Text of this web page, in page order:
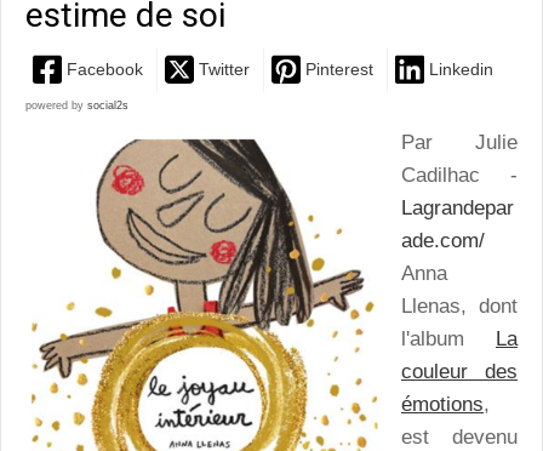
estime de soi
Facebook Twitter Pinterest Linkedin
powered by social2s
Par Julie
Cadilhac -
Lagrandepar
ade.com/
Anna
Llenas, dont
l'album La
couleur des
émotions,
est devenu